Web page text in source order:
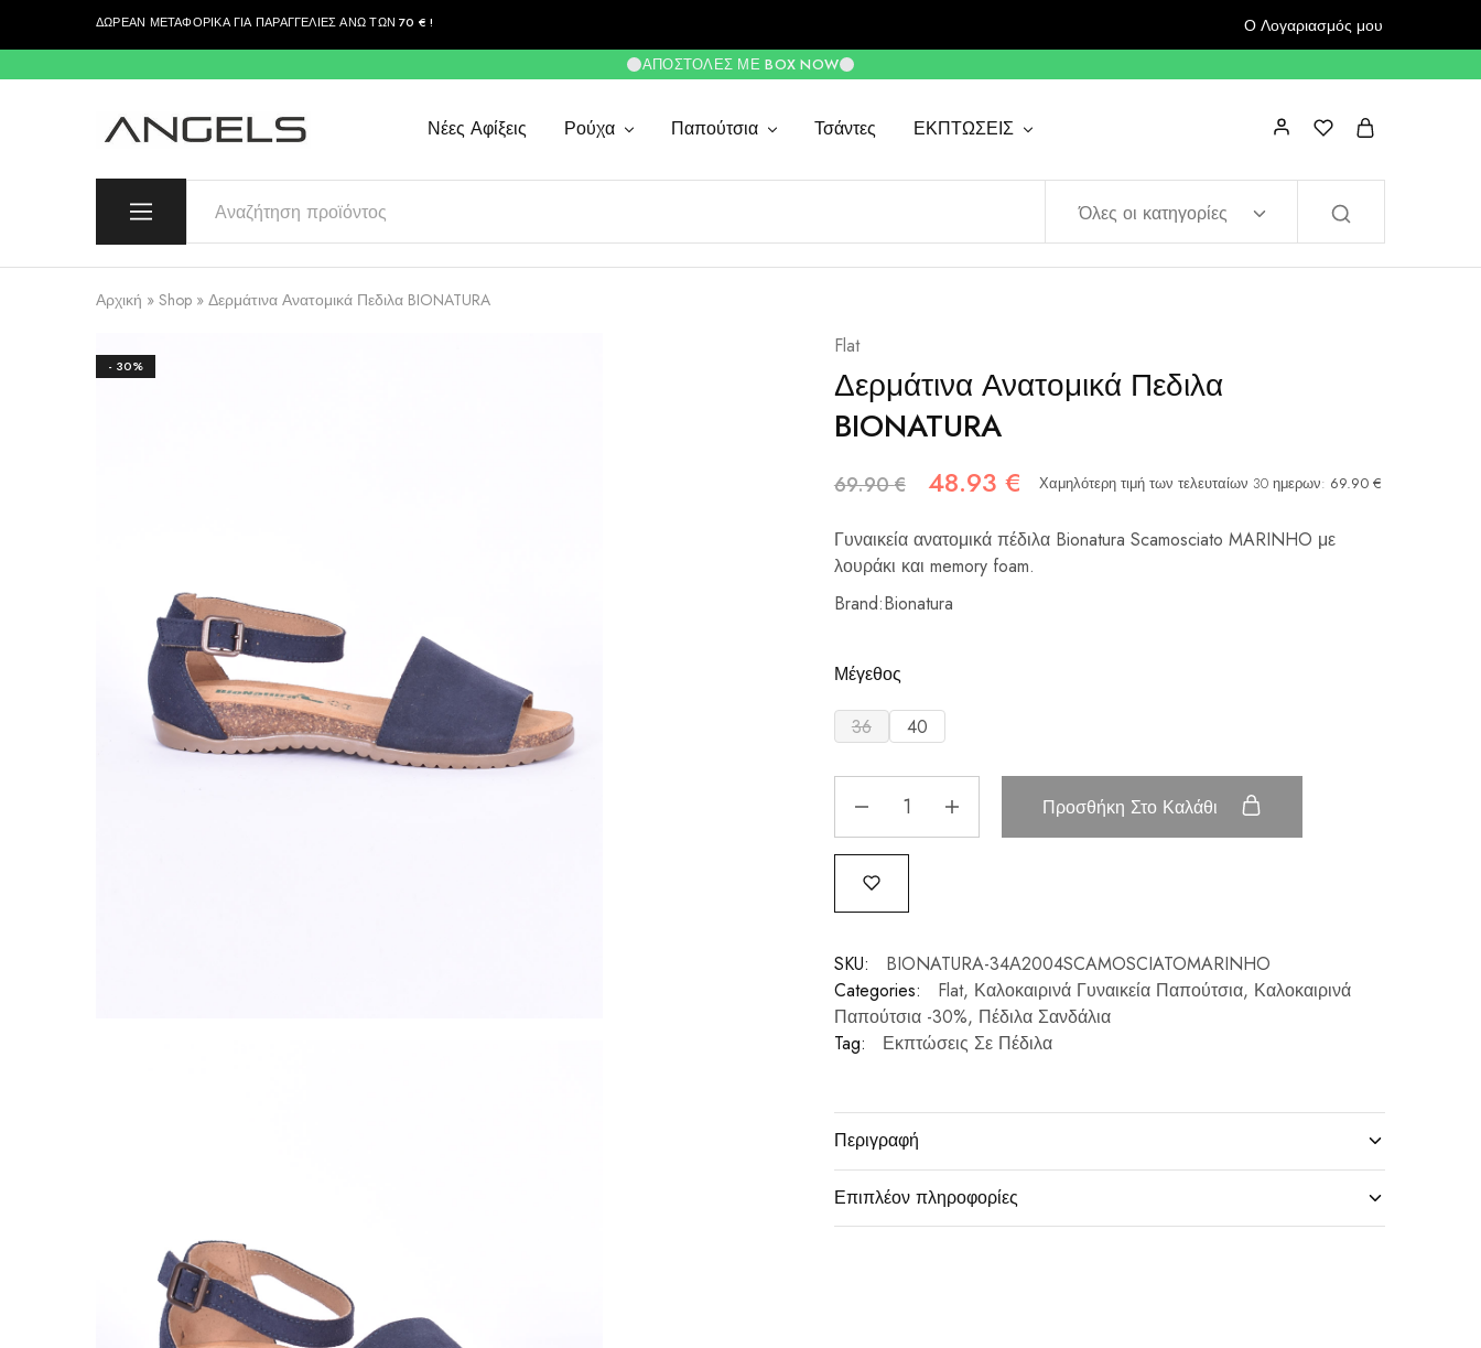
περιεχόμενοΔΩΡΕΑΝ ΜΕΤΑΦΟΡΙΚΑ ΓΙΑ ΠΑΡΑΓΓΕΛΙΕΣ ΑΝΩ ΤΩΝ 70 € ! Ο Λογαριασμός μου
ΑΠΟΣΤΟΛΈΣ ΜΕ BOX NOW
Angels
Greek
Quality
Νέες Αφίξεις Ρούχα Παπούτσια Τσάντες ΕΚΠΤΩΣΕΙΣ
Όλες οι κατηγορίες
Αρχική » Shop » Δερμάτινα Ανατομικά Πεδιλα BIONATURA
- 30%
Flat
Δερμάτινα Ανατομικά Πεδιλα
BIONATURA
69.90€ 48.93 € Χαμηλότερη τιμή των τελευταίων 30 ημερων: 69.90 €
Γυναικεία ανατομικά πέδιλα Bionatura Scamosciato MARINHO με
λουράκι και memory foam.
Brand:Bionatura
Μέγεθος
36 40
Προσθήκη Στο Καλάθι
SKU:
BIONATURA-34Α2004SCAMOSCIATOMARINHO
Categories:
Flat, Καλοκαιρινά Γυναικεία Παπούτσια, Καλοκαιρινά
Παπούτσια -30%, Πέδιλα Σανδάλια
Tag:
Εκπτώσεις Σε Πέδιλα
Περιγραφή
Επιπλέον πληροφορίες